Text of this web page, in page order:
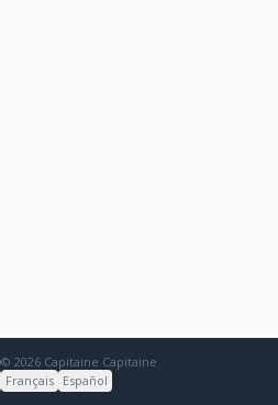
© 2026 Capitaine Capitaine
Français Español